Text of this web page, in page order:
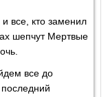
все, кто заменил
шепчут Мертвые
все до